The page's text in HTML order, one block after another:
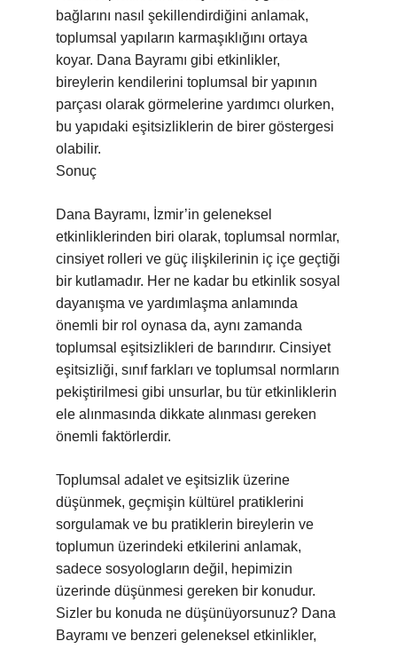
bağlarını nasıl şekillendirdiğini anlamak,
toplumsal yapıların karmaşıklığını ortaya
koyar. Dana Bayramı gibi etkinlikler,
bireylerin kendilerini toplumsal bir yapının
parçası olarak görmelerine yardımcı olurken,
bu yapıdaki eşitsizliklerin de birer göstergesi
olabilir.
Sonuç
Dana Bayramı, İzmir’in geleneksel
etkinliklerinden biri olarak, toplumsal normlar,
cinsiyet rolleri ve güç ilişkilerinin iç içe geçtiği
bir kutlamadır. Her ne kadar bu etkinlik sosyal
dayanışma ve yardımlaşma anlamında
önemli bir rol oynasa da, aynı zamanda
toplumsal eşitsizlikleri de barındırır. Cinsiyet
eşitsizliği, sınıf farkları ve toplumsal normların
pekiştirilmesi gibi unsurlar, bu tür etkinliklerin
ele alınmasında dikkate alınması gereken
önemli faktörlerdir.
Toplumsal adalet ve eşitsizlik üzerine
düşünmek, geçmişin kültürel pratiklerini
sorgulamak ve bu pratiklerin bireylerin ve
toplumun üzerindeki etkilerini anlamak,
sadece sosyologların değil, hepimizin
üzerinde düşünmesi gereken bir konudur.
Sizler bu konuda ne düşünüyorsunuz? Dana
Bayramı ve benzeri geleneksel etkinlikler,